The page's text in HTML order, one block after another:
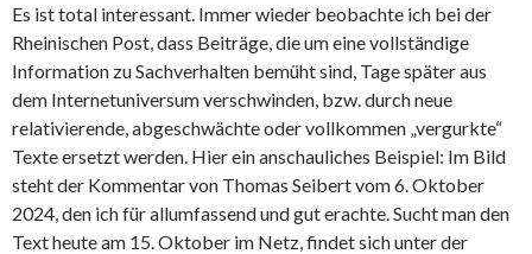
Es ist total interessant. Immer wieder beobachte ich bei der
Rheinischen Post, dass Beiträge, die um eine vollständige
Information zu Sachverhalten bemüht sind, Tage später aus
dem Internetuniversum verschwinden, bzw. durch neue
relativierende, abgeschwächte oder vollkommen „vergurkte“
Texte ersetzt werden. Hier ein anschauliches Beispiel: Im Bild
steht der Kommentar von Thomas Seibert vom 6. Oktober
2024, den ich für allumfassend und gut erachte. Sucht man den
Text heute am 15. Oktober im Netz, findet sich unter der